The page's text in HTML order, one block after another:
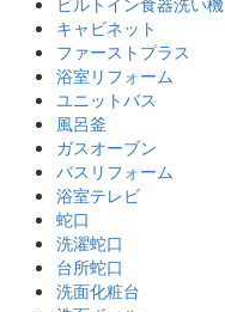
キャビネット
ファーストプラス
浴室リフォーム
ユニットバス
風呂釜
ガスオーブン
バスリフォーム
浴室テレビ
蛇口
洗濯蛇口
台所蛇口
洗面化粧台